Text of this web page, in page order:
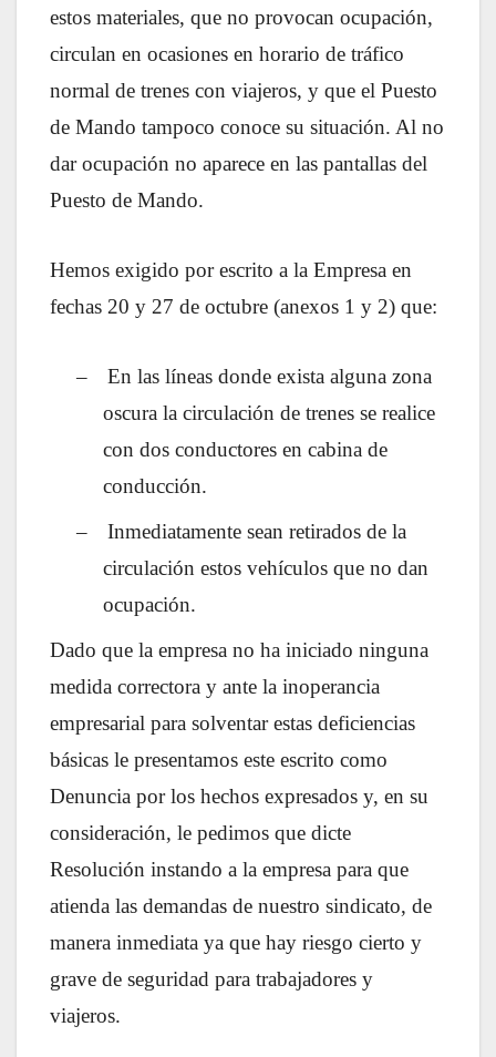
estos materiales, que no provocan ocupación,
circulan en ocasiones en horario de tráfico
normal de trenes con viajeros, y que el Puesto
de Mando tampoco conoce su situación. Al no
dar ocupación no aparece en las pantallas del
Puesto de Mando.
Hemos exigido por escrito a la Empresa en
fechas 20 y 27 de octubre (anexos 1 y 2) que:
–
En las líneas donde exista alguna zona
oscura la circulación de trenes se realice
con dos conductores en cabina de
conducción.
–
Inmediatamente sean retirados de la
circulación estos vehículos que no dan
ocupación.
Dado que la empresa no ha iniciado ninguna
medida correctora y ante la inoperancia
empresarial para solventar estas deficiencias
básicas le presentamos este escrito como
Denuncia por los hechos expresados y, en su
consideración, le pedimos que dicte
Resolución instando a la empresa para que
atienda las demandas de nuestro sindicato, de
manera inmediata ya que hay riesgo cierto y
grave de seguridad para trabajadores y
viajeros.